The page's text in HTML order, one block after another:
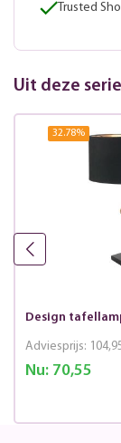
Trusted
Uit deze serie
32.78%
Design
Nu:70,55
Adviesprijs: